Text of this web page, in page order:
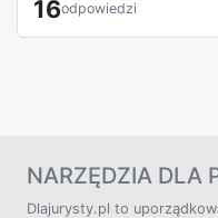
16odpowiedzi
NARZĘDZIA DLA
Dlajurysty.pl to